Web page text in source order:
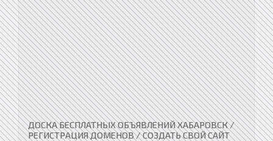
ДОСКА БЕСПЛАТНЫХ ОБЪЯВЛЕНИЙ ХАБАРОВСК /
РЕГИСТРАЦИЯ ДОМЕНОВ / СОЗДАТЬ СВОЙ САЙТ